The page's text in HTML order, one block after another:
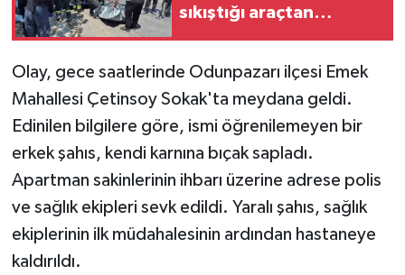
sıkıştığı araçtan
Olay, gece saatlerinde Odunpazarı ilçesi Emek
Mahallesi Çetinsoy Sokak'ta meydana geldi.
Edinilen bilgilere göre, ismi öğrenilemeyen bir
erkek şahıs, kendi karnına bıçak sapladı.
Apartman sakinlerinin ihbarı üzerine adrese polis
ve sağlık ekipleri sevk edildi. Yaralı şahıs, sağlık
ekiplerinin ilk müdahalesinin ardından hastaneye
kaldırıldı.